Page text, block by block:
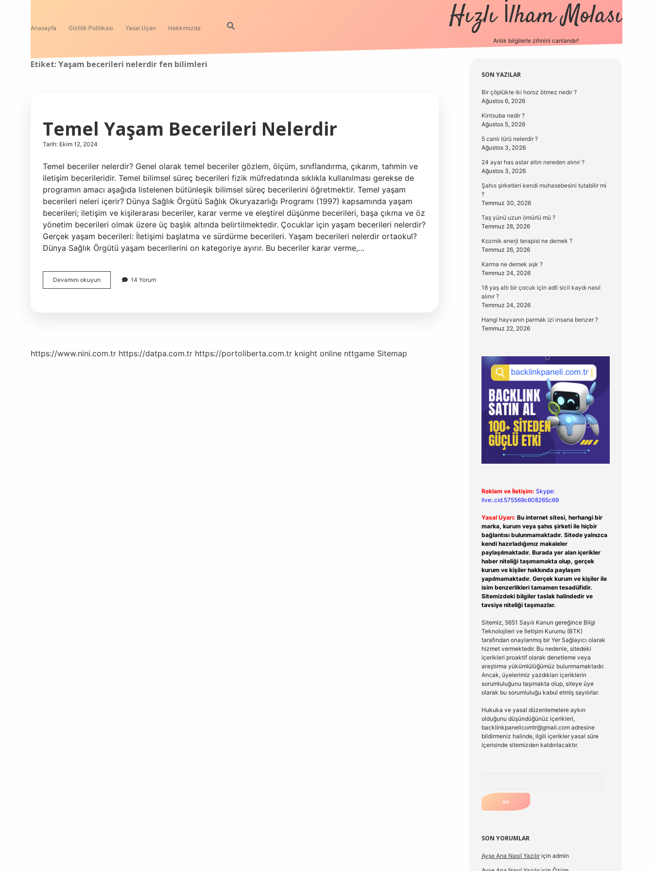
Anasayfa Gizlilik Politikası Yasal Uyarı Hakkımızda Hızlı İlham Molası
Anlık bilgilerle zihnini canlandır!
Etiket:Yaşam becerileri nelerdir fen bilimleri
Temel Yaşam Becerileri Nelerdir
Tarih: Ekim 12, 2024
Temel beceriler nelerdir? Genel olarak temel beceriler gözlem, ölçüm, sınıflandırma, çıkarım, tahmin ve
iletişim becerileridir. Temel bilimsel süreç becerileri fizik müfredatında sıklıkla kullanılması gerekse de
programın amacı aşağıda listelenen bütünleşik bilimsel süreç becerilerini öğretmektir. Temel yaşam
becerileri neleri içerir? Dünya Sağlık Örgütü Sağlık Okuryazarlığı Programı (1997) kapsamında yaşam
becerileri; iletişim ve kişilerarası beceriler, karar verme ve eleştirel düşünme becerileri, başa çıkma ve öz
yönetim becerileri olmak üzere üç başlık altında belirtilmektedir. Çocuklar için yaşam becerileri nelerdir?
Gerçek yaşam becerileri: İletişimi başlatma ve sürdürme becerileri. Yaşam becerileri nelerdir ortaokul?
Dünya Sağlık Örgütü yaşam becerilerini on kategoriye ayırır. Bu beceriler karar verme,…
Devamını okuyun
Yaşam
14 Yorum
https://www.nini.com.tr https://datpa.com.tr https://portoliberta.com.tr knight online nttgame Sitemap
Sidebar
SON YAZILAR
Bir çöplükte iki horoz ötmez nedir ?
Ağustos 6, 2026
Kintsuba nedir ?
Ağustos 5, 2026
5 canlı türü nelerdir ?
Ağustos 3, 2026
24 ayar has astar altın nereden alınır ?
Ağustos 3, 2026
Şahıs şirketleri kendi muhasebesini tutabilir mi
?
Temmuz 30, 2026
Taş yünü uzun ömürlü mü ?
Temmuz 28, 2026
Kozmik enerji terapisi ne demek ?
Temmuz 26, 2026
Karma ne demek aşk ?
Temmuz 24, 2026
18 yaş altı bir çocuk için adli sicil kaydı nasıl
alınır ?
Temmuz 24, 2026
Hangi hayvanın parmak izi insana benzer ?
Temmuz 22, 2026
Reklam ve İletişim: Skype:
live:.cid.575569c608265c69
Yasal Uyarı: Bu internet sitesi, herhangi bir
marka, kurum veya şahıs şirketi ile hiçbir
bağlantısı bulunmamaktadır. Sitede yalnızca
kendi hazırladığımız makaleler
paylaşılmaktadır. Burada yer alan içerikler
haber niteliği taşımamakta olup, gerçek
kurum ve kişiler hakkında paylaşım
yapılmamaktadır. Gerçek kurum ve kişiler ile
isim benzerlikleri tamamen tesadüfidir.
Sitemizdeki bilgiler taslak halindedir ve
tavsiye niteliği taşımazlar.
Sitemiz, 5651 Sayılı Kanun gereğince Bilgi
Teknolojileri ve İletişim Kurumu (BTK)
tarafından onaylanmış bir Yer Sağlayıcı olarak
hizmet vermektedir. Bu nedenle, sitedeki
içerikleri proaktif olarak denetleme veya
araştırma yükümlülüğümüz bulunmamaktadır.
Ancak, üyelerimiz yazdıkları içeriklerin
sorumluluğunu taşımakta olup, siteye üye
olarak bu sorumluluğu kabul etmiş sayılırlar.
Hukuka ve yasal düzenlemelere aykırı
olduğunu düşündüğünüz içerikleri,
backlinkpanelicomtr@gmail.comadresine
bildirmeniz halinde, ilgili içerikler yasal süre
içerisinde sitemizden kaldırılacaktır.
SON YORUMLAR
Ayşe Ana Nasıl Yazılıriçin admin